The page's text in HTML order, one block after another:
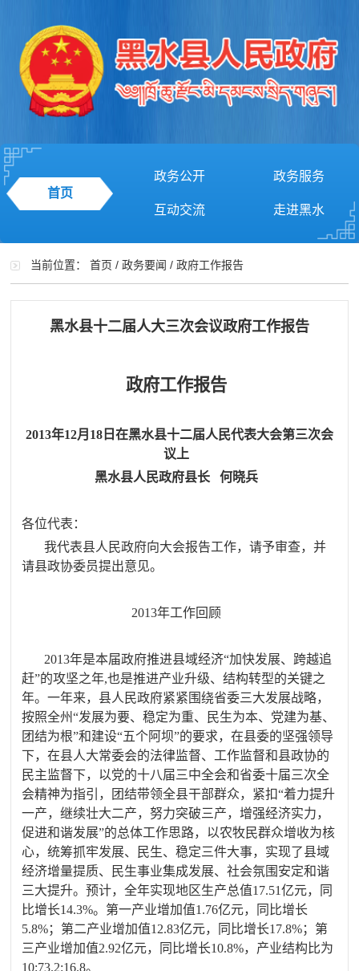
首页
政务公开 政务服务
互动交流 走进黑水
当前位置：首页 /政务要闻 /政府工作报告
黑水县十二届人大三次会议政府工作报告
政府工作报告
2013年12月 18日在黑水县十二届人民代表大会第三次会
议上
黑水县人民政府县长
何晓兵
各位代表：
我代表县人民政府向大会报告工作，请予审查，并
请县政协委员提出意见。
2013年工作回顾
2013年是本届政府推进县域经济“加快发展、跨越追
赶”的攻坚之年,也是推进产业升级、结构转型的关键之
年。一年来，县人民政府紧紧围绕省委三大发展战略，
按照全州“发展为要、稳定为重、民生为本、党建为基、
团结为根”和建设“五个阿坝”的要求，在县委的坚强领导
下，在县人大常委会的法律监督、工作监督和县政协的
民主监督下，以党的十八届三中全会和省委十届三次全
会精神为指引，团结带领全县干部群众，紧扣“着力提升
一产，继续壮大二产，努力突破三产，增强经济实力，
促进和谐发展”的总体工作思路，以农牧民群众增收为核
心，统筹抓牢发展、民生、稳定三件大事，实现了县域
经济增量提质、民生事业集成发展、社会氛围安定和谐
三大提升。预计，全年实现地区生产总值17.51亿元，同
比增长14.3%。第一产业增加值1.76亿元，同比增长
5.8%；第二产业增加值12.83亿元，同比增长17.8%；第
三产业增加值2.92亿元，同比增长10.8%，产业结构比为
10:73.2:16.8。